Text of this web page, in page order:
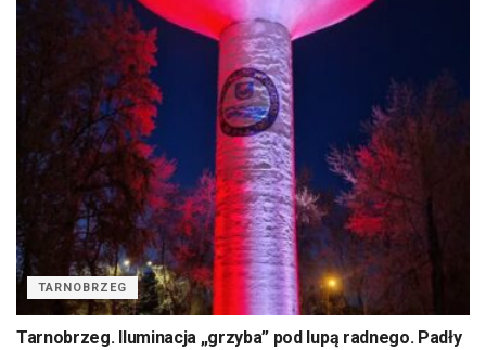
TARNOBRZEG
Tarnobrzeg. Iluminacja „grzyba” pod lupą radnego. Padły